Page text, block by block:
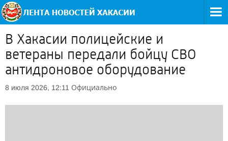
В Хакасии полицейские и
ветераны передали бойцу СВО
антидроновое оборудование
8 июля 2026, 12:11 Официально